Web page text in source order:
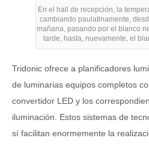
En el hall de recepción, la
cambiando paulatinamente,
mañana, pasando por el blanco
tarde, hasta, nuevamente, el
Tridonic ofrece a planificadores
de luminarias equipos completos
convertidor LED y los
iluminación. Estos sistemas de
sí facilitan enormemente la